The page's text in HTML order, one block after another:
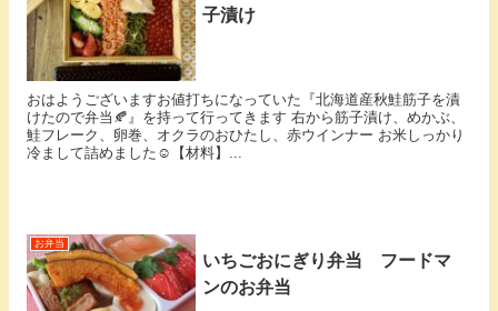
子漬け
おはようございます⁡お値打ちになっていた『北海道産秋鮭筋子を漬
けたので弁当🍂』を持って行ってきます 右から筋子漬け、めかぶ、
鮭フレーク、卵巻、オクラのおひたし、赤ウインナー お米しっかり
冷まして詰めました☺️⁡【材料】...
お弁当
いちごおにぎり弁当 フードマ
ンのお弁当